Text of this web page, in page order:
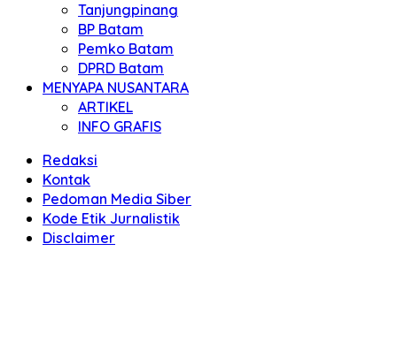
Tanjungpinang
BP Batam
Pemko Batam
DPRD Batam
MENYAPA NUSANTARA
ARTIKEL
INFO GRAFIS
Redaksi
Kontak
Pedoman Media Siber
Kode Etik Jurnalistik
Disclaimer